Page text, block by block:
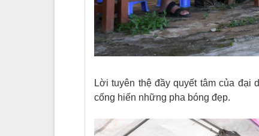
Lời tuyên thệ đầy quyết tâm của đại
cống hiến những pha bóng đẹp.